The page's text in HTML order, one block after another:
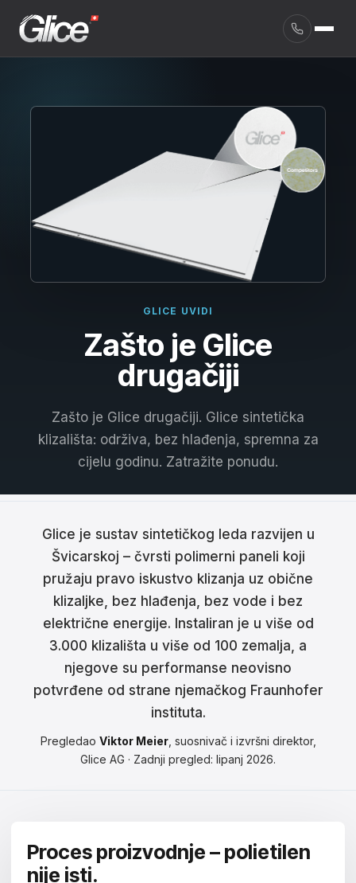
Deutsch
Nederlands
Italiano
Dansk
Svenska
Norsk
Suomi
Polski
Magyar
日本語
GLICE UVIDI
Zašto je Glice
drugačiji
Zašto je Glice drugačiji. Glice sintetička
klizališta: održiva, bez hlađenja, spremna za
cijelu godinu. Zatražite ponudu.
Glice je sustav sintetičkog leda razvijen u
Švicarskoj – čvrsti polimerni paneli koji
pružaju pravo iskustvo klizanja uz obične
klizaljke, bez hlađenja, bez vode i bez
električne energije. Instaliran je u više od
3.000 klizališta u više od 100 zemalja, a
njegove su performanse neovisno
potvrđene od strane njemačkog Fraunhofer
instituta.
Pregledao Viktor Meier, suosnivač i izvršni direktor,
Glice AG · Zadnji pregled: lipanj 2026.
Proces proizvodnje – polietilen
nije isti.